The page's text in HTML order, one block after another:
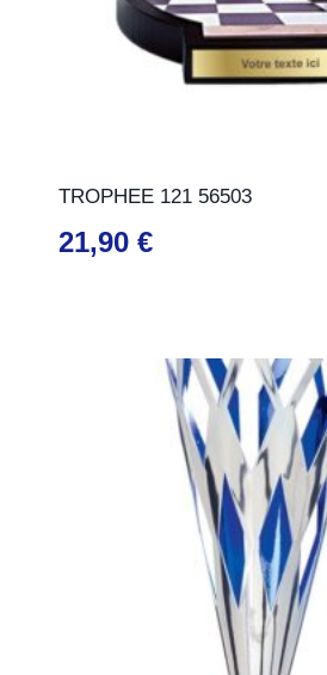
TROPHEE 121 56503
21,90 €